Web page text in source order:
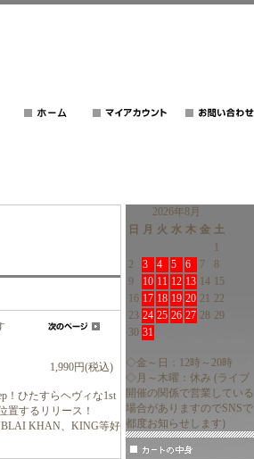
1,990円(税込)
！ひたすらヘヴィな1st
置するリリース！
KHAN、KING等好
2026年8月
日
月 火 水 木 金 土
1
2
3 4 5 6 7
8
9
10 11 12 13 14 15
16 17 18 19 20 21 22
23 24 25 26 27 28 29
30 31
◇金～日：12時～20時
◇月～木曜：休み (ライブ
開催の関係で営業している
場合がありますのでSNSで
都度お知らせします)